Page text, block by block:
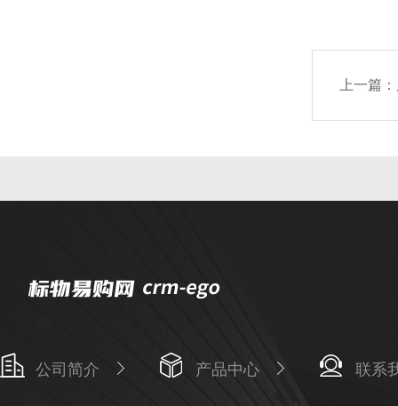
上一篇：
公司简介 产品中心 联系